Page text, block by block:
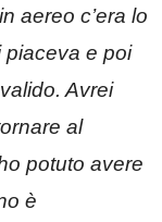
aereo c’era lo
piaceva e poi
Avrei
al
potuto avere
è